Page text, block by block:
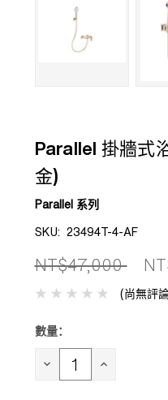
Parallel 掛牆式
金)
Parallel 系列
SKU: 23494T-4-AF
NT$47,000
(尚無評
目前
存：
數量：
減 增